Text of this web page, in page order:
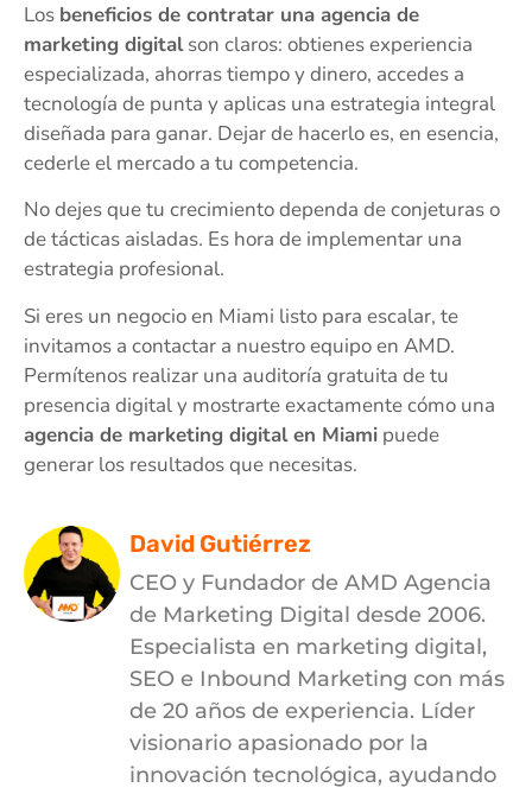
Los beneficios de contratar una agencia de
marketing digitalson claros: obtienes experiencia
especializada, ahorras tiempo y dinero, accedes a
tecnología de punta y aplicas una estrategia integral
diseñada para ganar. Dejar de hacerlo es, en esencia,
cederle el mercado a tu competencia.
No dejes que tu crecimiento dependa de conjeturas o
de tácticas aisladas. Es hora de implementar una
estrategia profesional.
Si eres un negocio en Miami listo para escalar, te
invitamos a contactar a nuestro equipo en AMD.
Permítenos realizar una auditoría gratuita de tu
presencia digital y mostrarte exactamente cómo una
agencia de marketing digital en Miami puede
generar los resultados que necesitas.
David Gutiérrez
CEO y Fundador de AMD Agencia
de Marketing Digital desde 2006.
Especialista en marketing digital,
SEO e Inbound Marketing con más
de 20 años de experiencia. Líder
visionario apasionado por la
innovación tecnológica, ayudando